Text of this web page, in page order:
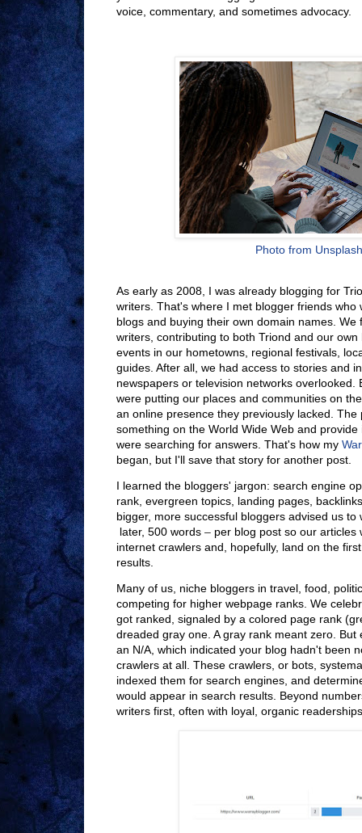
voice, commentary, and sometimes advocacy.
Photo from Unsplash
As early as 2008, I was already blogging for
writers. That's where I met blogger friends who
blogs and buying their own domain names. We
writers, contributing to both Triond and our
events in our hometowns, regional festivals,
guides. After all, we had access to stories and
newspapers or television networks overlooked.
were putting our places and communities on
an online presence they previously lacked.
something on the World Wide Web and
were searching for answers. That's how my
began, but I'll save that story for another post.
I learned the bloggers' jargon: search engine
rank, evergreen topics, landing pages,
bigger, more successful bloggers advised us
later, 500 words – per blog post so our articles
internet crawlers and, hopefully, land on the
results.
Many of us, niche bloggers in travel, food,
competing for higher webpage ranks. We
got ranked, signaled by a colored page rank
dreaded gray one. A gray rank meant zero.
an N/A, which indicated your blog hadn't been
crawlers at all. These crawlers, or bots,
indexed them for search engines, and
would appear in search results. Beyond
writers first, often with loyal, organic